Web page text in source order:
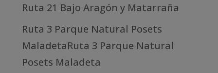
Ruta 21 Bajo Aragón y Matarraña
Ruta 3 Parque Natural Posets
MaladetaRuta 3 Parque Natural
Posets Maladeta